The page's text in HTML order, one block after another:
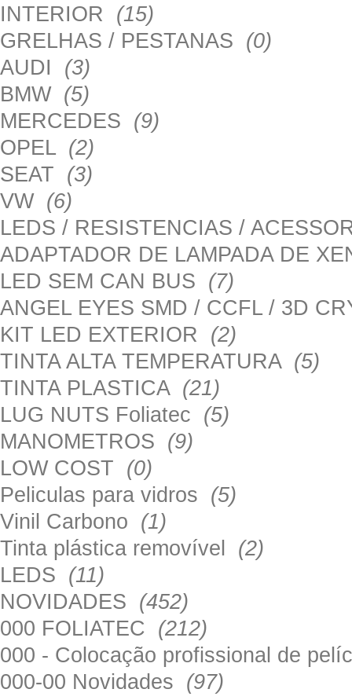
INTERIOR (15)
GRELHAS / PESTANAS (0)
AUDI (3)
BMW (5)
MERCEDES (9)
OPEL (2)
SEAT (3)
VW (6)
LEDS / RESISTENCIAS /
ADAPTADOR DE LAMPADA DE
LED SEM CAN BUS (7)
ANGEL EYES SMD / CCFL / 3D
KIT LED EXTERIOR (2)
TINTA ALTA TEMPERATURA (5)
TINTA PLASTICA (21)
LUG NUTS Foliatec (5)
MANOMETROS (9)
LOW COST (0)
Peliculas para vidros (5)
Vinil Carbono (1)
Tinta plástica removível (2)
LEDS (11)
NOVIDADES (452)
000 FOLIATEC (212)
000 - Colocação profissional de
000-00 Novidades (97)